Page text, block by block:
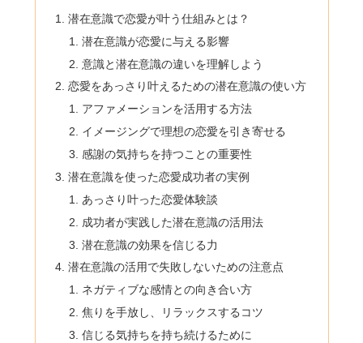
潜在意識で恋愛が叶う仕組みとは？
潜在意識が恋愛に与える影響
意識と潜在意識の違いを理解しよう
恋愛をあっさり叶えるための潜在意識の使い方
アファメーションを活用する方法
イメージングで理想の恋愛を引き寄せる
感謝の気持ちを持つことの重要性
潜在意識を使った恋愛成功者の実例
あっさり叶った恋愛体験談
成功者が実践した潜在意識の活用法
潜在意識の効果を信じる力
潜在意識の活用で失敗しないための注意点
ネガティブな感情との向き合い方
焦りを手放し、リラックスするコツ
信じる気持ちを持ち続けるために